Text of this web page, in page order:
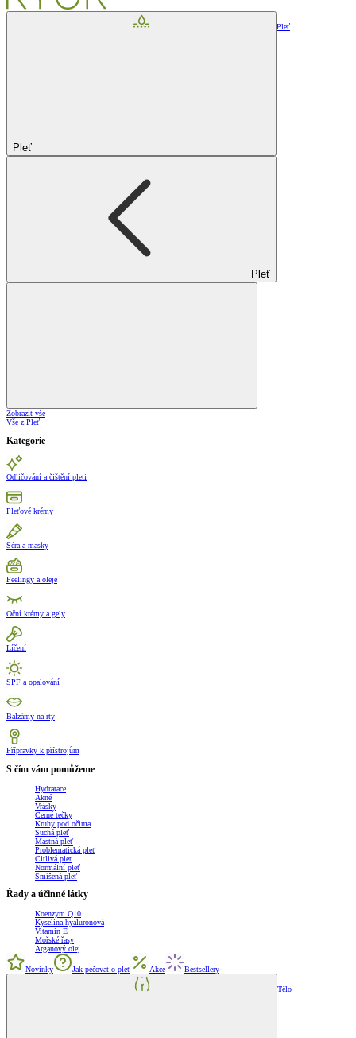
Pleť
Pleť
Pleť
Zobrazit vše
Vše z Pleť
Kategorie
Odličování a čištění pleti
Pleťové krémy
Séra a masky
Peelingy a oleje
Oční krémy a gely
Líčení
SPF a opalování
Balzámy na rty
Přípravky k přístrojům
S čím vám pomůžeme
Hydratace
Akné
Vrásky
Černé tečky
Kruhy pod očima
Suchá pleť
Mastná pleť
Problematická pleť
Citlivá pleť
Normální pleť
Smíšená pleť
Řady a účinné látky
Koenzym Q10
Kyselina hyaluronová
Vitamin E
Mořské řasy
Arganový olej
Novinky Jak pečovat o pleť Akce Bestsellery
Tělo